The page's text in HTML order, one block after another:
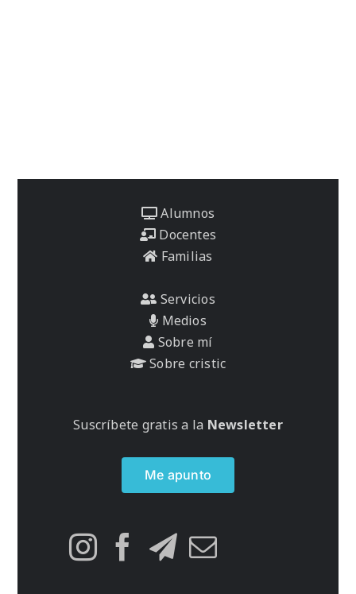
Alumnos
Docentes
Familias
Servicios
Medios
Sobre mí
Sobre cristic
Suscríbete gratis a la Newsletter
Me apunto